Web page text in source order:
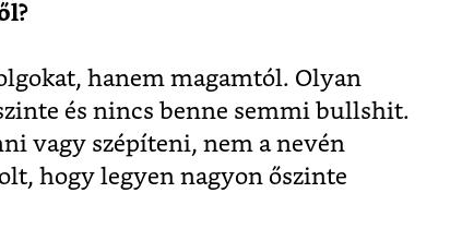
hanem magamtól. Olyan
és nincs benne semmi bullshit.
vagy szépíteni, nem a nevén
hogy legyen nagyon őszinte